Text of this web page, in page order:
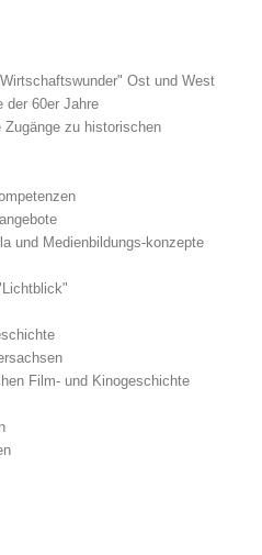
Ost und West
der 60er Jahre
zu historischen
und Medienbildungs-konzepte
Film- und Kinogeschichte